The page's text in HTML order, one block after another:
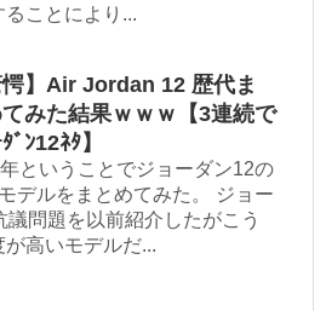
ことにより...
愕】Air Jordan 12 歴代ま
てみた結果ｗｗｗ【3連続で
ﾞﾝ12ﾈﾀ】
ということでジョーダン12の
デルをまとめてみた。 ジョー
議問題を以前紹介したがこう
高いモデルだ...